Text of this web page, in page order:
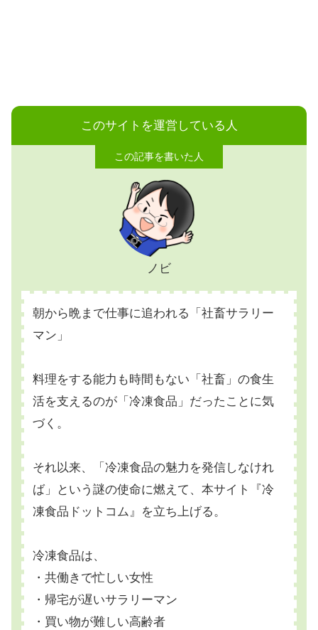
このサイトを運営している人
ノビ
朝から晩まで仕事に追われる「社畜サラリー
マン」
料理をする能力も時間もない「社畜」の食生
活を支えるのが「冷凍食品」だったことに気
づく。
それ以来、「冷凍食品の魅力を発信しなけれ
ば」という謎の使命に燃えて、本サイト『冷
凍食品ドットコム』を立ち上げる。
冷凍食品は、
・共働きで忙しい女性
・帰宅が遅いサラリーマン
・買い物が難しい高齢者